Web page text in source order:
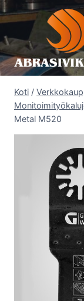
Siirry
sisältöön
Koti /
Metal M520